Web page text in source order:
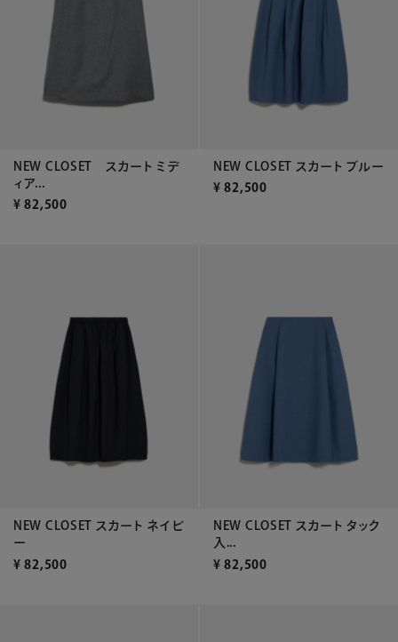
NEW CLOSET スカート ミデ
ィア...
¥ 82,500
NEW CLOSET スカート ブルー
¥ 82,500
NEW CLOSET スカート ネイビ
ー
¥ 82,500
NEW CLOSET スカート タック
入...
¥ 82,500